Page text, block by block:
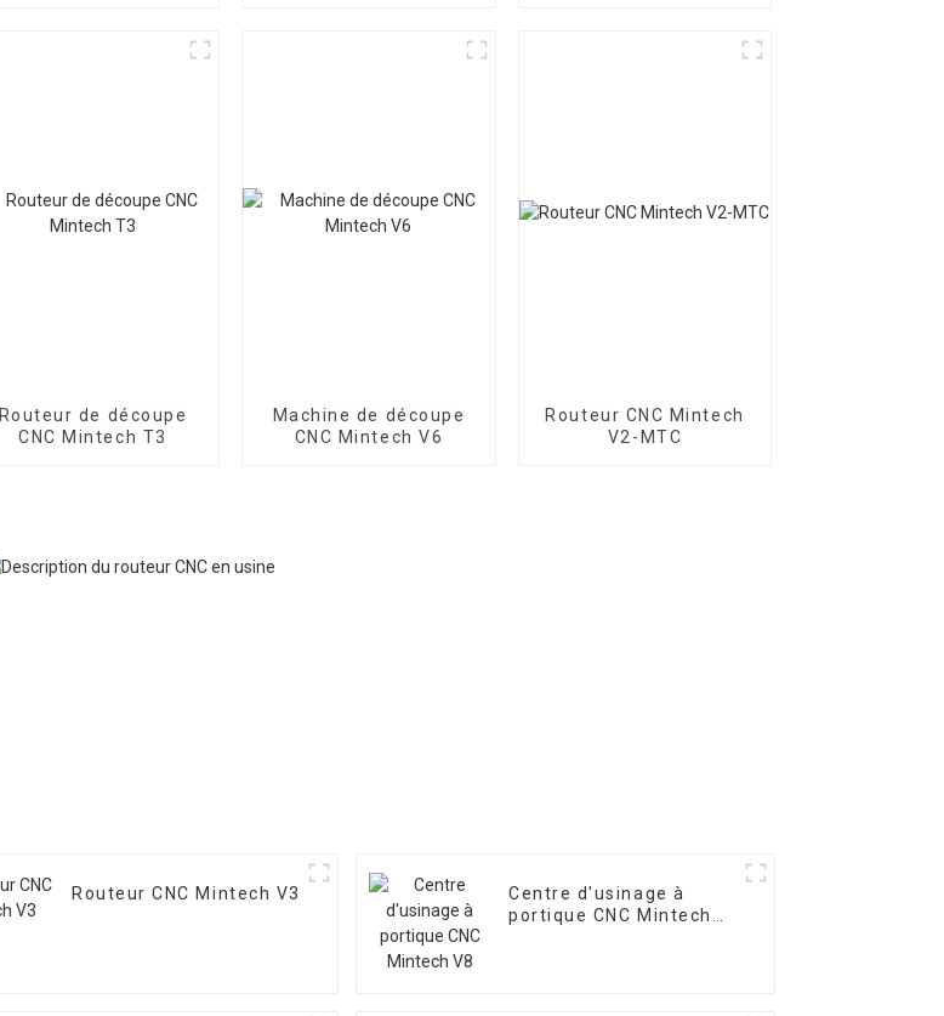
Routeur de découpe
CNC Mintech T3
Machine de découpe
CNC Mintech V6
Routeur CNC Mintech
V2-MTC
Routeur CNC Mintech V3
Centre d'usinage à
portique CNC Mintech